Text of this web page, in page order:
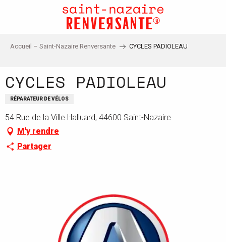
principal
Accueil – Saint-Nazaire Renversante CYCLES PADIOLEAU
CYCLES PADIOLEAU
RÉPARATEUR DE VÉLOS
54 Rue de la Ville Halluard, 44600 Saint-Nazaire
M'y rendre
Partager